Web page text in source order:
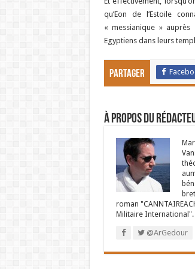
qu’Eon de l’Estoile
« messianique »
Egyptiens dans leurs
Partager
À propos du
roman
Militaire International".
@ArGedour